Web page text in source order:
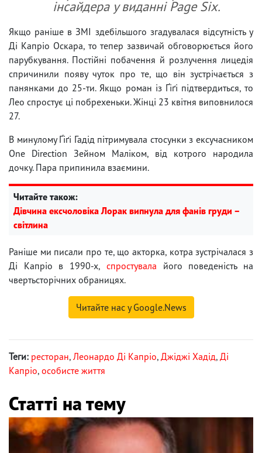
інсайдера у виданні Page Six.
Якщо раніше в ЗМІ здебільшого згадувалася відсутність у
Ді Капріо Оскара, то тепер зазвичай обговорюється його
парубкування. Постійні побачення й розлучення лицедія
спричинили появу чуток про те, що він зустрічається з
панянками до 25-ти. Якщо роман із Ґіґі підтвердиться, то
Лео спростує ці побрехеньки. Жінці 23 квітня виповнилося
27.
В минулому Ґіґі Гадід пітримувала стосунки з ексучасником
One Direction Зейном Маліком, від котрого народила
дочку. Пара припинила взаємини.
Читайте також:
Дівчина ексчоловіка Лорак випнула для фанів груди –
світлина
Раніше ми писали про те, що акторка, котра зустрічалася з
Ді Капріо в 1990-х, спростувала його поведеність на
чвертьсторічних обраницях.
Читайте нас у Google.News
Теги: ресторан, Леонардо Ді Капріо, Джіджі Хадід, Ді
Капріо, особисте життя
Статті на тему